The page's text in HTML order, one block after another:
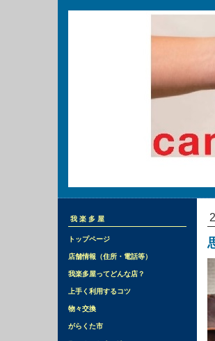
我楽多屋
トップページ
店舗情報（住所・電話等）
我楽多屋ってどんな店？
上手く利用するコツ
物々交換
がらくた市